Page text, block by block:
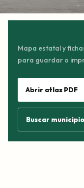
Mapa estatal y
para guardar o
Abrir atlas PDF
Buscar municipio